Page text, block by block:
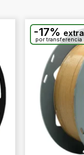
-17% extra
por transferencia